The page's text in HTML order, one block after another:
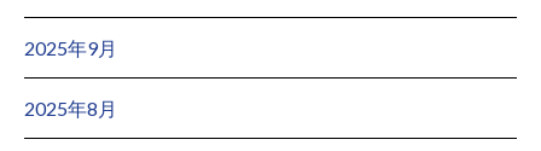
2025年9月
2025年8月